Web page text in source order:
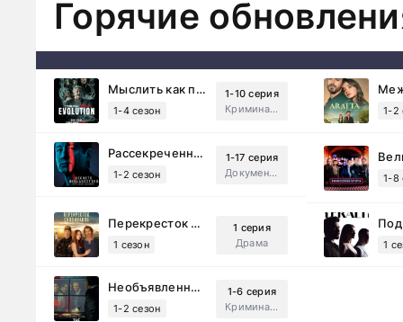
Горячие
Мыслить как преступник: Эволюция (2022)
1-4 сезон
1-10 серия
Криминал, Детектив, Триллер, Драма
1-2
Рассекреченные тайны с Дэвидом Духовны (2025)
1-2 сезон
1-17 серия
Документальный, Исторический, Sci-Fi
1-8
Перекресток Салливанов (2023)
1 сезон
1 серия
Драма
1
Необъявленная война (2022)
1-2 сезон
1-6 серия
Криминал, Триллер, Драма